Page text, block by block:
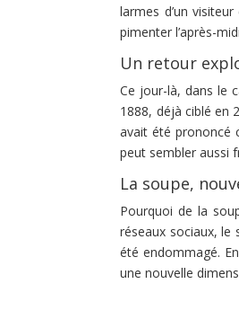
larmes d’un
pimenter l’après-
Un retour
Ce jour-là, dans le
1888, déjà ciblé en
avait été prononcé
peut sembler aussi
La soupe,
Pourquoi de la
réseaux sociaux, le
été endommagé.
une nouvelle